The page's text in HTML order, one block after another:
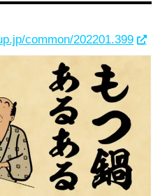
common/202201.399